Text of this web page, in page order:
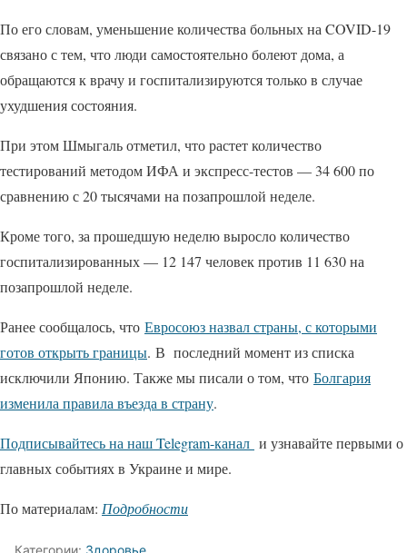
По его словам, уменьшение количества больных на COVID-19
связано с тем, что люди самостоятельно болеют дома, а
обращаются к врачу и госпитализируются только в случае
ухудшения состояния.
При этом Шмыгаль отметил, что растет количество
тестирований методом ИФА и экспресс-тестов — 34 600 по
сравнению с 20 тысячами на позапрошлой неделе.
Кроме того, за прошедшую неделю выросло количество
госпитализированных — 12 147 человек против 11 630 на
позапрошлой неделе.
Ранее сообщалось, что Евросоюз назвал страны, с которыми
готов открыть границы. В последний момент из списка
исключили Японию. Также мы писали о том, что Болгария
изменила правила въезда в страну.
Подписывайтесь на наш Telegram-канал и узнавайте первыми о
главных событиях в Украине и мире.
По материалам: Подробности